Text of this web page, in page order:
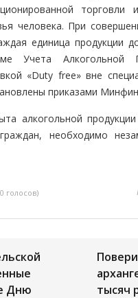
человека. При
единица продукции
Учета Алкогольной
«Duty free» вне
приказами
алкогольной
необходимо
голосов)
Дню
тысяч